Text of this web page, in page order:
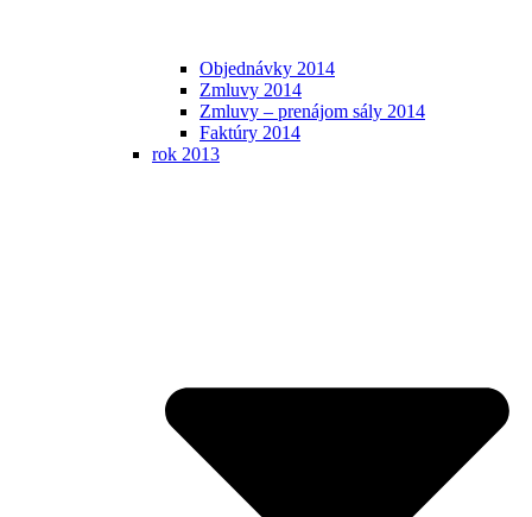
Objednávky 2014
Zmluvy 2014
Zmluvy – prenájom sály 2014
Faktúry 2014
rok 2013